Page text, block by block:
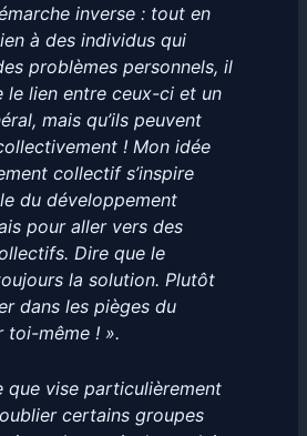
inverse : tout en
à des individus qui
problèmes personnels, il
le lien entre ceux-ci et un
mais qu’ils peuvent
! Mon idée
collectif s’inspire
du développement
pour aller vers des
Dire que le
la solution. Plutôt
dans les pièges du
toi-même ! ».
vise particulièrement
certains groupes